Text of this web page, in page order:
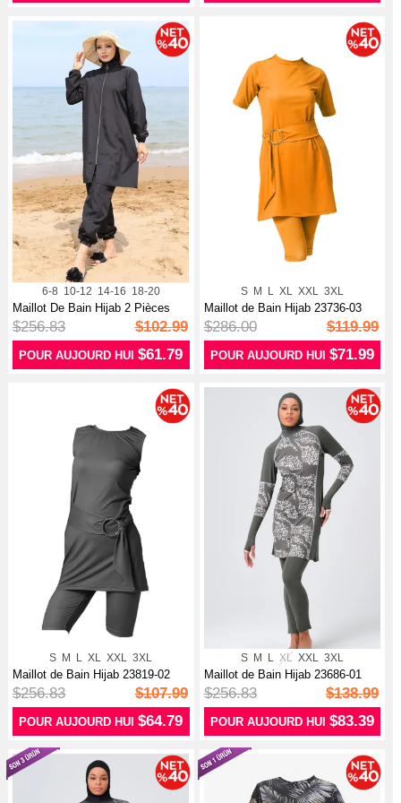
6-8 10-12 14-16 18-20
Maillot De Bain Hijab 2 Pièces
Atla...
$256.83 $102.99
POUR AUJOURD HUI$61.79
S M L XL XXL 3XL
Maillot de Bain Hijab 23736-03
Orange
$286.00 $119.99
POUR AUJOURD HUI $71.99
S M L XL XXL 3XL
Maillot de Bain Hijab 23819-02
Noir
$256.83 $107.99
POUR AUJOURD HUI$64.79
S M L XL XXL 3XL
Maillot de Bain Hijab 23686-01
Khaki
$256.83 $138.99
POUR AUJOURD HUI $83.39